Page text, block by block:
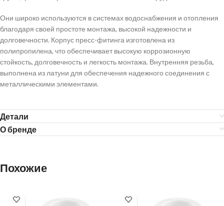
Они широко используются в системах водоснабжения и отопления
благодаря своей простоте монтажа, высокой надежности и
долговечности. Корпус пресс-фитинга изготовлена из
полипропилена, что обеспечивает высокую коррозионную
стойкость, долговечность и легкость монтажа. Внутренняя резьба,
выполнена из латуни для обеспечения надежного соединения с
металлическими элементами.
Детали
О бренде
Похожие